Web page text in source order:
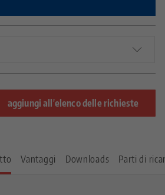
aggiungi all'elenco delle richieste
Vantaggi Downloads Parti di